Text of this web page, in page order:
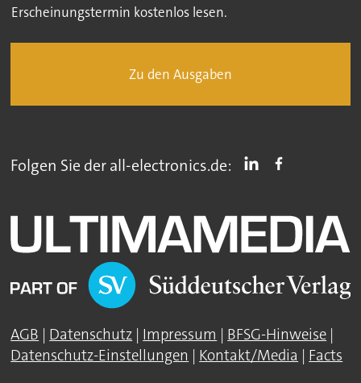
Erscheinungstermin kostenlos lesen.
Zu den Ausgaben
Folgen Sie der all-electronics.de:
AGB | Datenschutz | Impressum | BFSG-Hinweise |
Datenschutz-Einstellungen | Kontakt/Media | Facts